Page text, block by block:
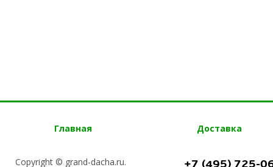
Главная Доставка
Copyright © grand-dacha.ru.